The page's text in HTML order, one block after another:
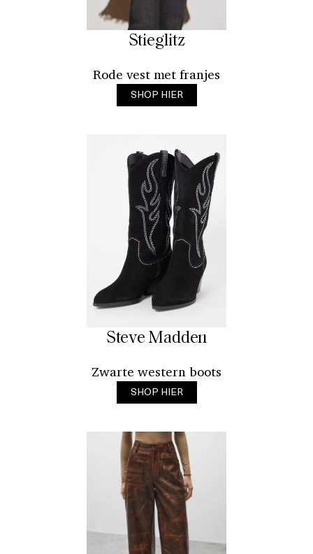
Stieglitz
Rode vest met franjes
SHOP HIER
Steve Madden
Zwarte western boots
SHOP HIER